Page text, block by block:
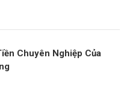
Viện Tại Thanh Hóa